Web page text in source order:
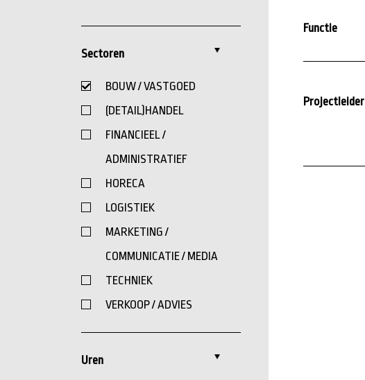
Sectoren
BOUW / VASTGOED
(DETAIL)HANDEL
FINANCIEEL /
ADMINISTRATIEF
HORECA
LOGISTIEK
MARKETING /
COMMUNICATIE / MEDIA
TECHNIEK
VERKOOP / ADVIES
Uren
Functie
Projectleider